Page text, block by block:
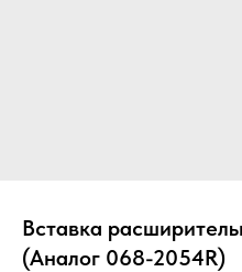
Вставка
(Аналог 068-2054R)